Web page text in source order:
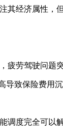
经济属性，
疲劳驾驶问题突
致保险费用
度完全可